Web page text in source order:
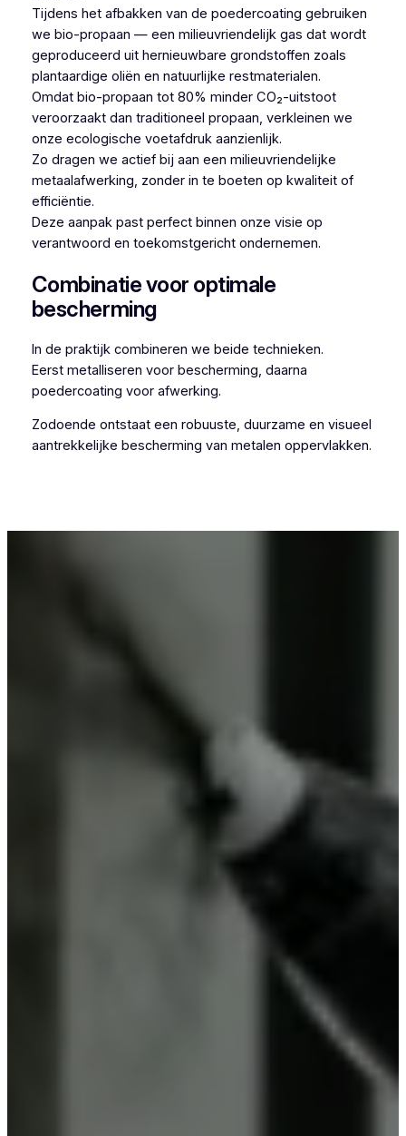
Tijdens het afbakken van de poedercoating gebruiken
we bio-propaan — een milieuvriendelijk gas dat wordt
geproduceerd uit hernieuwbare grondstoffen zoals
plantaardige oliën en natuurlijke restmaterialen.
Omdat bio-propaan tot 80% minder CO₂-uitstoot
veroorzaakt dan traditioneel propaan, verkleinen we
onze ecologische voetafdruk aanzienlijk.
Zo dragen we actief bij aan een milieuvriendelijke
metaalafwerking, zonder in te boeten op kwaliteit of
efficiëntie.
Deze aanpak past perfect binnen onze visie op
verantwoord en toekomstgericht ondernemen.
Combinatie voor optimale
bescherming
In de praktijk combineren we beide technieken.
Eerst metalliseren voor bescherming, daarna
poedercoating voor afwerking.
Zodoende ontstaat een robuuste, duurzame en visueel
aantrekkelijke bescherming van metalen oppervlakken.